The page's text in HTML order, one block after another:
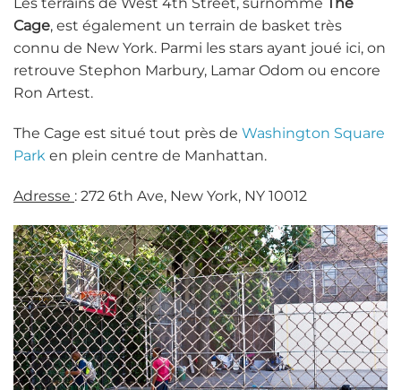
Cage, est également un terrain de basket très
connu de New York. Parmi les stars ayant joué ici, on
retrouve Stephon Marbury, Lamar Odom ou encore
Ron Artest.
The Cage est situé tout près de Washington Square
Park en plein centre de Manhattan.
Adresse : 272 6th Ave, New York, NY 10012